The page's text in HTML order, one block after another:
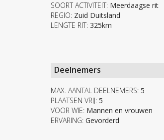
SOORT ACTIVITEIT: Meerdaagse rit
REGIO: Zuid Duitsland
LENGTE RIT: 325km
Deelnemers
MAX. AANTAL DEELNEMERS: 5
PLAATSEN VRIJ: 5
VOOR WIE: Mannen en vrouwen
ERVARING: Gevorderd